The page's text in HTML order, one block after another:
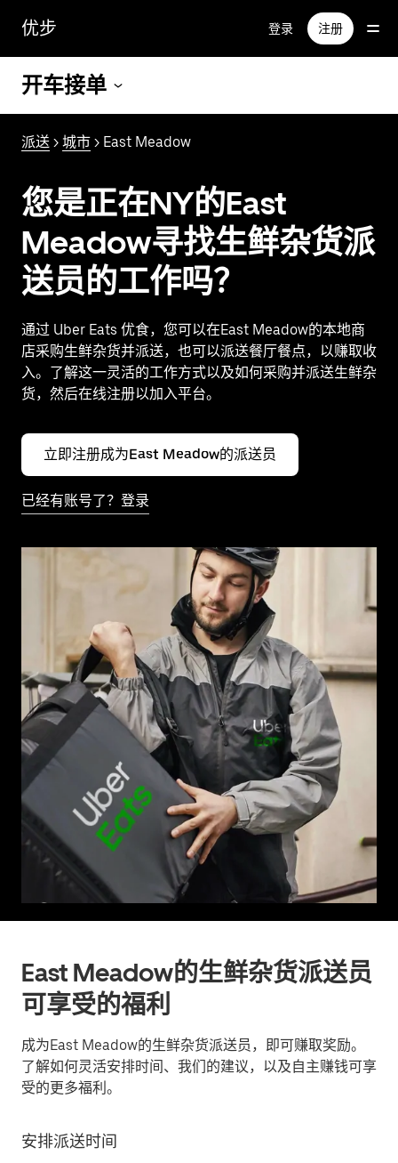
容
优步 登录 注册
开车接单
派送 > 城市 > East Meadow
您是正在NY的East
Meadow寻找生鲜杂货派
送员的工作吗？
通过 Uber Eats 优食，您可以在East Meadow的本地商
店采购生鲜杂货并派送，也可以派送餐厅餐点，以赚取收
入。了解这一灵活的工作方式以及如何采购并派送生鲜杂
货，然后在线注册以加入平台。
立即注册成为East Meadow的派送员
已经有账号了？登录
East Meadow的生鲜杂货派送员
可享受的福利
成为East Meadow的生鲜杂货派送员，即可赚取奖励。
了解如何灵活安排时间、我们的建议，以及自主赚钱可享
受的更多福利。
安排派送时间